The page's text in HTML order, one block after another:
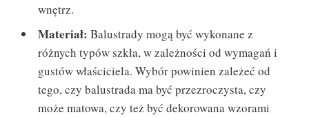
wnętrz.
Materiał: Balustrady mogą być wykonane z
różnych typów szkła, w zależności od wymagań i
gustów właściciela. Wybór powinien zależeć od
tego, czy balustrada ma być przezroczysta, czy
może matowa, czy też być dekorowana wzorami